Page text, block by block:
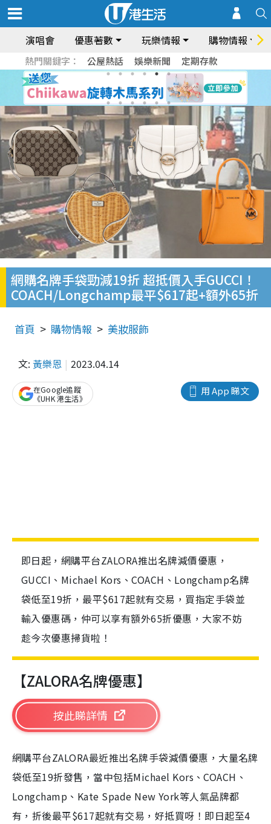
演唱會 優惠著數 玩樂情報 購物情報
熱門關鍵字： 公屋熱話 娛樂新聞 定期存款
網購名牌手袋勁減19折 超抵價入手GUCCI！
COACH/Longchamp最平$617起+額外65折
首頁 購物情報 美妝服飾
文: 黃樂恩 2023.04.14
用 App 睇文
在Google追蹤
《UHK 港生活》
即日起，網購平台ZALORA推出名牌減價優惠，
GUCCI、Michael Kors、COACH、Longchamp名牌
袋低至19折，最平$617起就有交易，買指定手袋並
輸入優惠碼，仲可以享有額外65折優惠，大家不妨
趁今次優惠掃貨啦！
【ZALORA名牌優惠】
按此睇詳情
網購平台ZALORA最近推出名牌手袋減價優惠，大量名牌
袋低至19折發售，當中包括Michael Kors、COACH、
Longchamp、Kate Spade New York等人氣品牌都
有，折後最平$617起就有交易，好抵買呀！即日起至4